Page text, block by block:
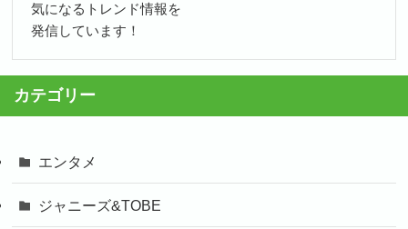
気になるトレンド情報を
発信しています！
カテゴリー
エンタメ
ジャニーズ&TOBE